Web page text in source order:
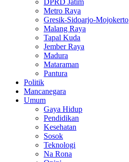
DPRD Jatim
Metro Raya
Gresik-Sidoarjo-Mojokerto
Malang Raya
Tapal Kuda
Jember Raya
Madura
Mataraman
Pantura
Politik
Mancanegara
Umum
Gaya Hidup
Pendidikan
Kesehatan
Sosok
Teknologi
Na Rona